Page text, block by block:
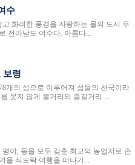
수
화려한 풍경을 자랑하는 물의 도시 우
전라남도 여수다. 아름다...
보령
개의 섬으로 이루어져 섬들의 천국이라
못지 않게 볼거리와 즐길거리 ...
야, 등을 모두 갖춘 최고의 농업지로 손
울 식도락 여행을 떠나기...